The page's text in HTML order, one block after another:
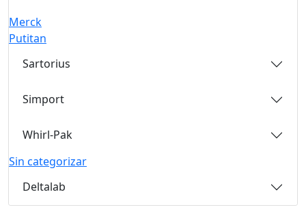
Merck
Putitan
Sartorius
Simport
Whirl-Pak
Sin categorizar
Deltalab